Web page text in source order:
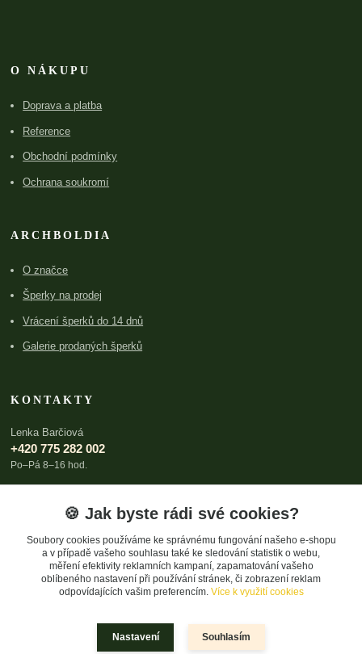
O NÁKUPU
Doprava a platba
Reference
Obchodní podmínky
Ochrana soukromí
ARCHBOLDIA
O značce
Šperky na prodej
Vrácení šperků do 14 dnů
Galerie prodaných šperků
KONTAKTY
Lenka Barčiová
+420 775 282 002
Po–Pá 8–16 hod.
🍪 Jak byste rádi své cookies?
Soubory cookies používáme ke správnému fungování našeho e-shopu
a v případě vašeho souhlasu také ke sledování statistik o webu,
měření efektivity reklamních kampaní, zapamatování vašeho
oblíbeného nastavení při používání stránek, či zobrazení reklam
odpovídajících vašim preferencím. Více k využití cookies
Nastavení Souhlasím